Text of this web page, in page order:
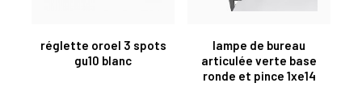
réglette oroel 3 spots
gu10 blanc
lampe de bureau
articulée verte base
ronde et pince 1xe14